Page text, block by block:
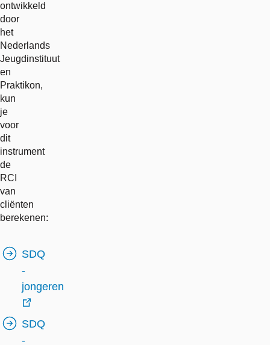
ontwikkeld
door
het
Nederlands
Jeugdinstituut
en
Praktikon,
kun
je
voor
dit
instrument
de
RCI
van
cliënten
berekenen:
SDQ
-
jongeren
externe
SDQ
-